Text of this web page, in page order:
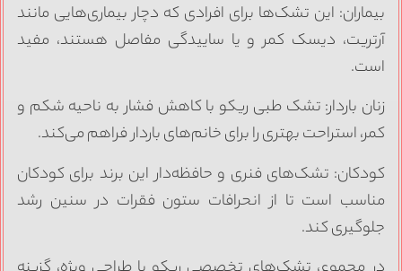
این تشک‌ها برای افرادی که دچار بیماری‌هایی مانند
دیسک کمر و یا ساییدگی مفاصل هستند، مفید
باردار: تشک طبی ریکو با کاهش فشار به ناحیه شکم و
استراحت بهتری را برای خانم‌های باردار فراهم می‌کند.
تشک‌های فنری و حافظه‌دار این برند برای کودکان
است تا از انحرافات ستون فقرات در سنین رشد
کند.